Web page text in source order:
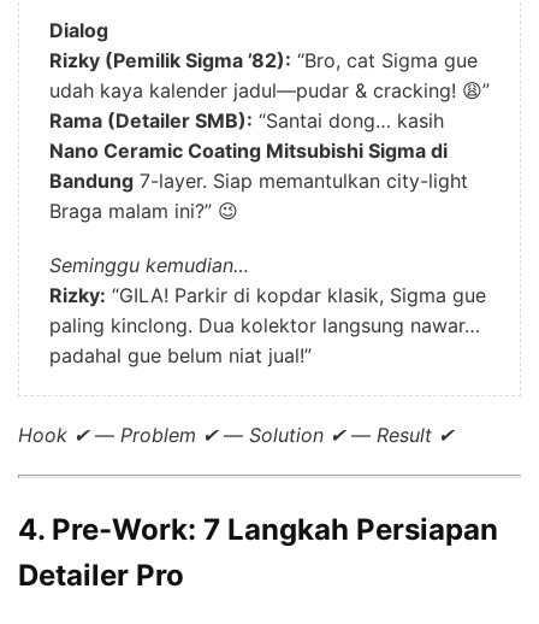
Dialog
Rizky (Pemilik Sigma ’82): “Bro, cat Sigma gue
udah kaya kalender jadul—pudar & cracking! 😩”
Rama (Detailer SMB): “Santai dong… kasih
Nano Ceramic Coating Mitsubishi Sigma di
Bandung 7-layer. Siap memantulkan city-light
Braga malam ini?” 😉
Seminggu kemudian…
Rizky: “GILA! Parkir di kopdar klasik, Sigma gue
paling kinclong. Dua kolektor langsung nawar…
padahal gue belum niat jual!”
Hook ✔— Problem ✔— Solution ✔— Result ✔
4. Pre-Work: 7 Langkah Persiapan
Detailer Pro